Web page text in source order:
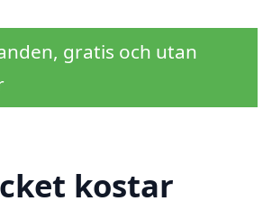
gratis och utan
kostar